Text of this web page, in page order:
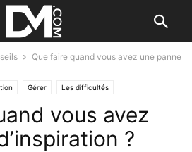
Que faire quand vous avez une panne
Gérer Les difficultés
vous avez
?